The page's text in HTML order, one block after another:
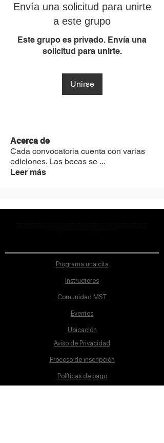
Envía una solicitud para unirte
a este grupo
Este grupo es privado. Envía una
solicitud para unirte.
Unirse
Acerca de
Cada convocatoria cuenta con varias
ediciones. Las becas se ...
Leer más
Programa una cita
Instructores
Comunidad MST
Eventos
Ubicación
Aviso de Privacidad
Proceso de inscripción
Políticas de pago